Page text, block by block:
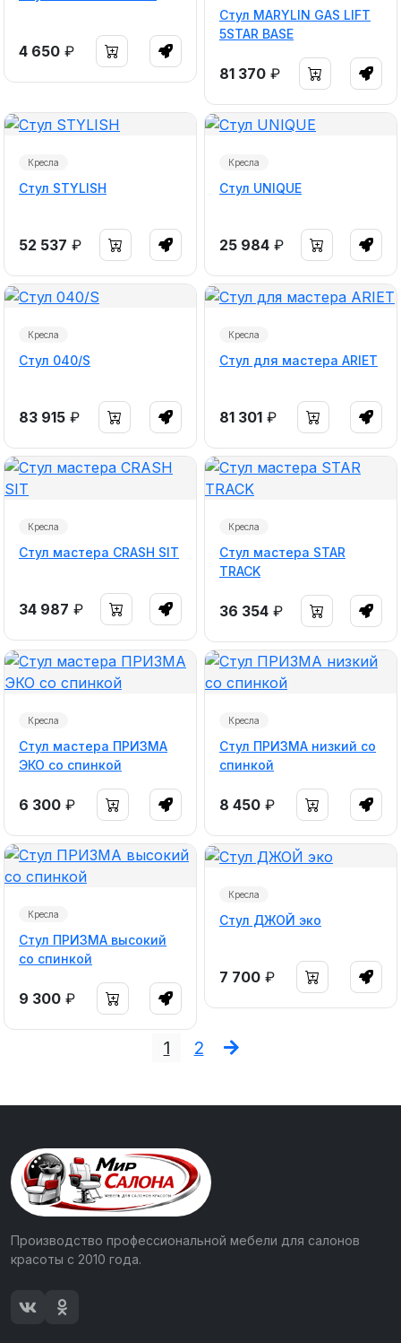
4 650 ₽
Стул MARYLIN GAS LIFT
5STAR BASE
81 370 ₽
Кресла
Стул STYLISH
52 537 ₽
Кресла
Стул UNIQUE
25 984 ₽
Кресла
Стул 040/S
83 915 ₽
Кресла
Стул для мастера ARIET
81 301 ₽
Кресла
Стул мастера CRASH SIT
34 987 ₽
Кресла
Стул мастера STAR
TRACK
36 354 ₽
Кресла
Стул мастера ПРИЗМА
ЭКО со спинкой
6 300 ₽
Кресла
Стул ПРИЗМА низкий со
спинкой
8 450 ₽
Кресла
Стул ПРИЗМА высокий
со спинкой
9 300 ₽
Кресла
Стул ДЖОЙ эко
7 700 ₽
1 2
Производство профессиональной мебели для салонов
красоты с 2010 года.